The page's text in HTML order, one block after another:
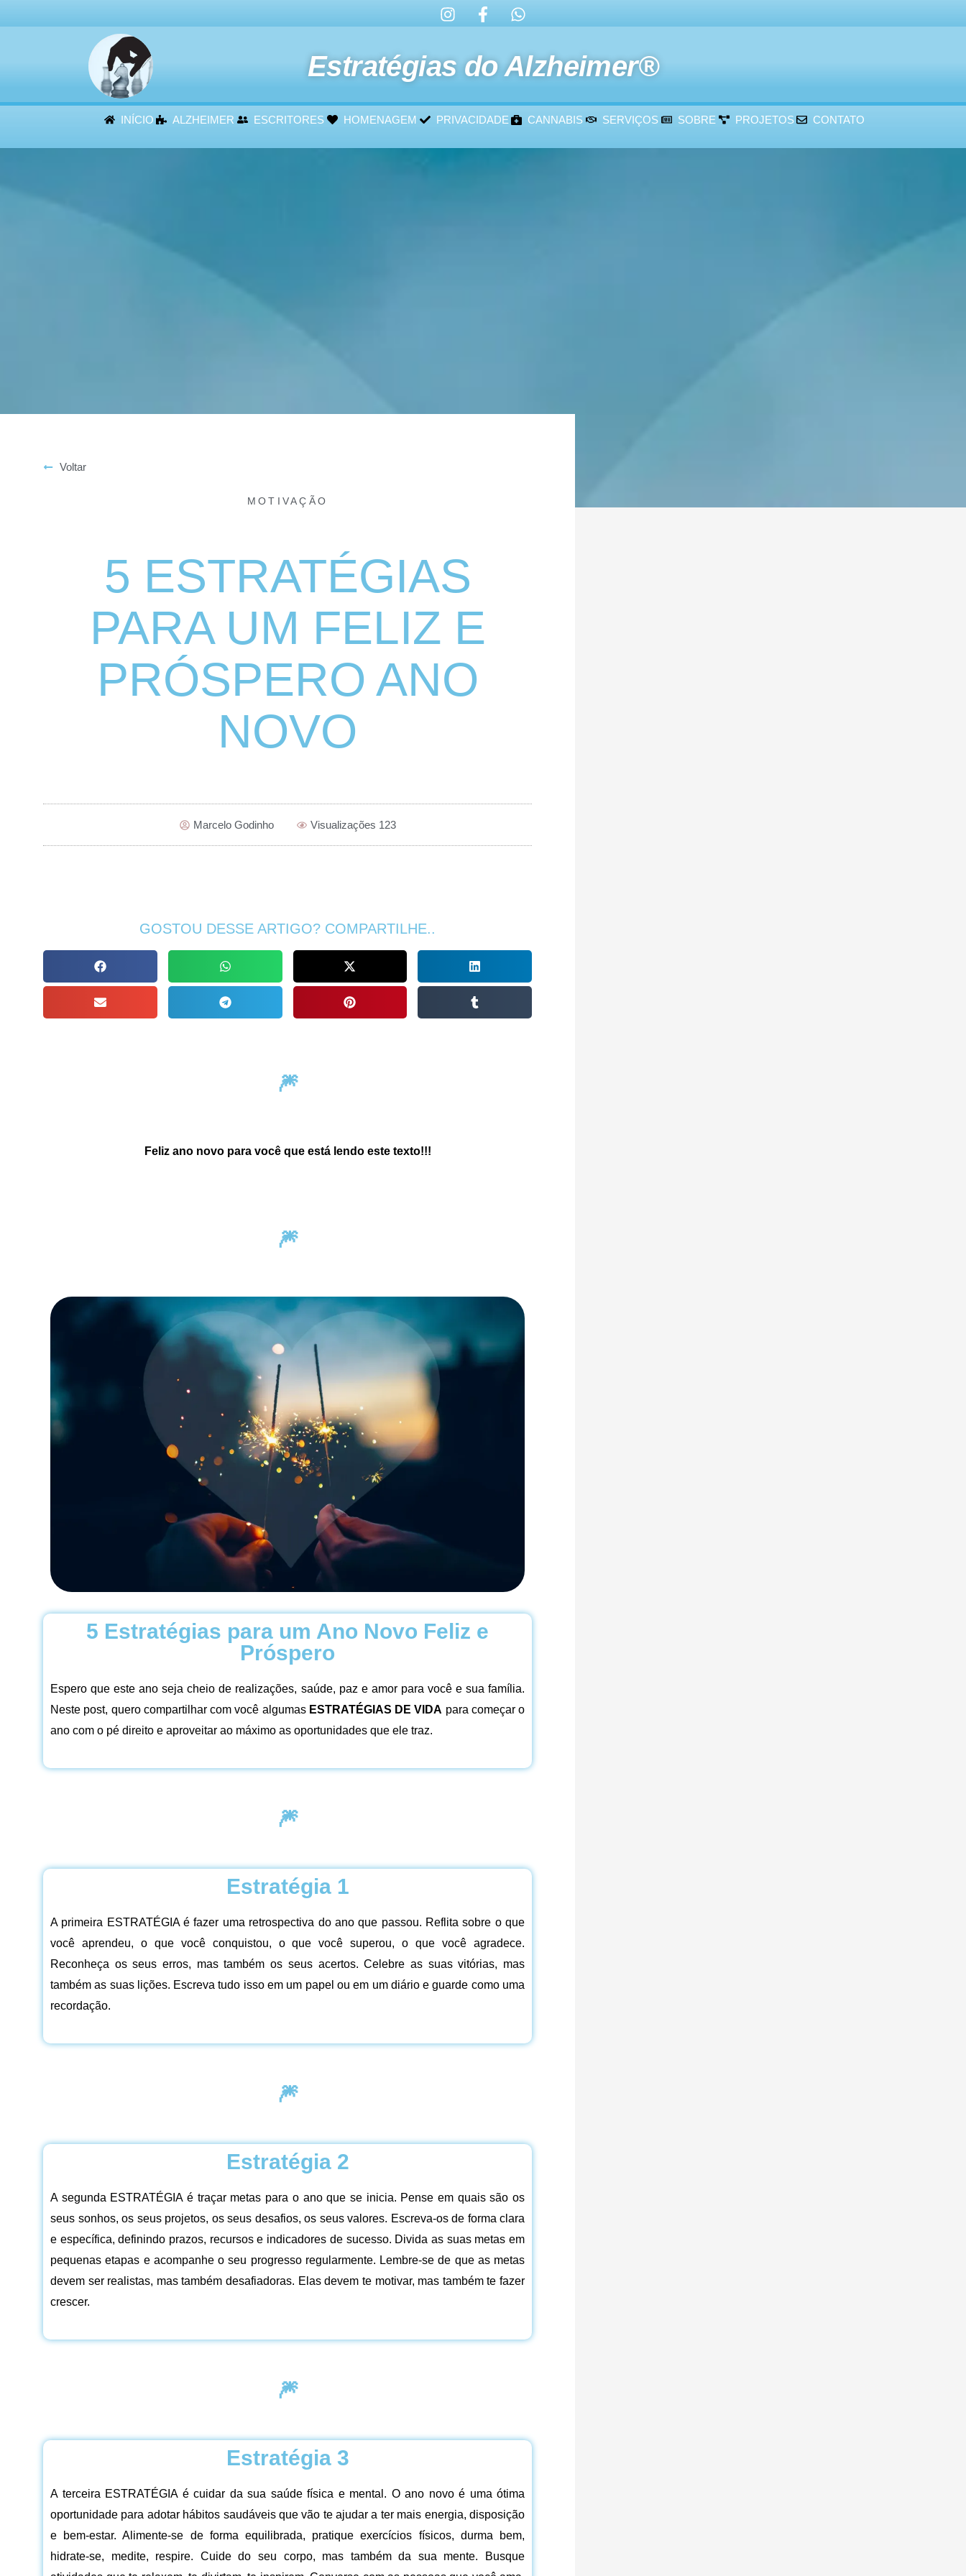
Estratégias do Alzheimer®
INÍCIO ALZHEIMER ESCRITORES HOMENAGEM PRIVACIDADE CANNABIS SERVIÇOS SOBRE PROJETOS CONTATO
Voltar
MOTIVAÇÃO
5 ESTRATÉGIAS
PARA UM FELIZ E
PRÓSPERO ANO
NOVO
Marcelo Godinho Visualizações 123
GOSTOU DESSE ARTIGO? COMPARTILHE..
🎆
Feliz ano novo para você que está lendo este texto!!!
🎆
5 Estratégias para um Ano Novo Feliz e
Próspero
Espero que este ano seja cheio de realizações, saúde, paz e amor para você e sua família.
Neste post, quero compartilhar com você algumas ESTRATÉGIAS DE VIDA para começar o
ano com o pé direito e aproveitar ao máximo as oportunidades que ele traz.
🎆
Estratégia 1
A primeira ESTRATÉGIA é fazer uma retrospectiva do ano que passou. Reflita sobre o que
você aprendeu, o que você conquistou, o que você superou, o que você agradece.
Reconheça os seus erros, mas também os seus acertos. Celebre as suas vitórias, mas
também as suas lições. Escreva tudo isso em um papel ou em um diário e guarde como uma
recordação.
🎆
Estratégia 2
A segunda ESTRATÉGIA é traçar metas para o ano que se inicia. Pense em quais são os
seus sonhos, os seus projetos, os seus desafios, os seus valores. Escreva-os de forma clara
e específica, definindo prazos, recursos e indicadores de sucesso. Divida as suas metas em
pequenas etapas e acompanhe o seu progresso regularmente. Lembre-se de que as metas
devem ser realistas, mas também desafiadoras. Elas devem te motivar, mas também te fazer
crescer.
🎆
Estratégia 3
A terceira ESTRATÉGIA é cuidar da sua saúde física e mental. O ano novo é uma ótima
oportunidade para adotar hábitos saudáveis que vão te ajudar a ter mais energia, disposição
e bem-estar. Alimente-se de forma equilibrada, pratique exercícios físicos, durma bem,
hidrate-se, medite, respire. Cuide do seu corpo, mas também da sua mente. Busque